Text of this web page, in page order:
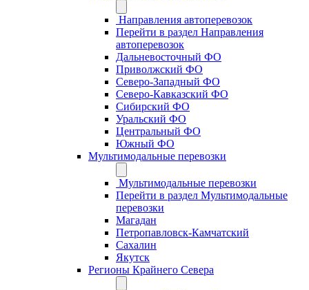
Направления автоперевозок
Перейти в раздел Направления
автоперевозок
Дальневосточный ФО
Приволжский ФО
Северо-Западный ФО
Северо-Кавказский ФО
Сибирский ФО
Уральский ФО
Центральный ФО
Южный ФО
Мультимодальные перевозки
Мультимодальные перевозки
Перейти в раздел Мультимодальные
перевозки
Магадан
Петропавловск-Камчатский
Сахалин
Якутск
Регионы Крайнего Севера